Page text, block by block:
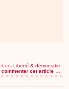
dans Liberté & démocratie
commenter cet article